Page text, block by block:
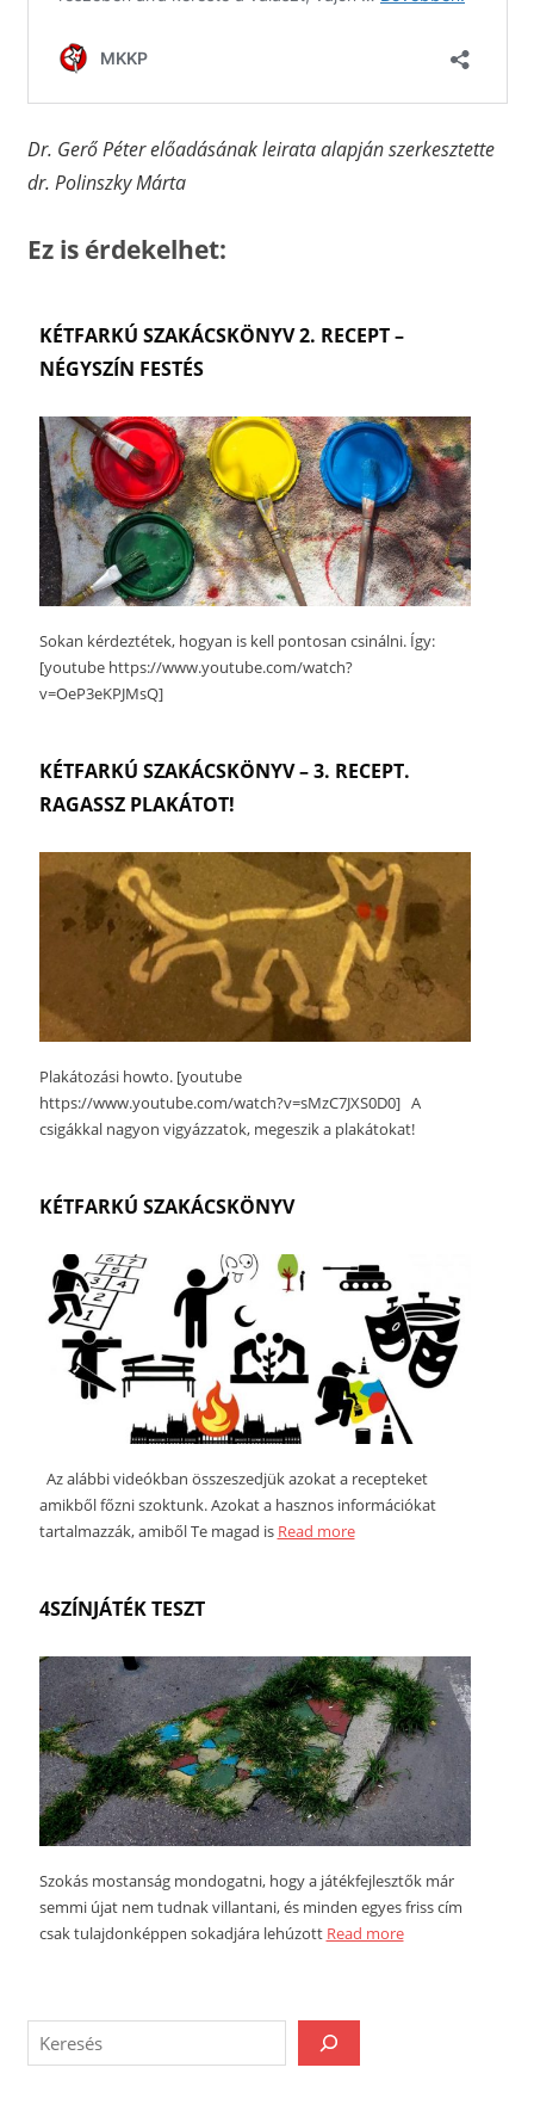
Dr. Gerő Péter előadásának leirata alapján szerkesztette
dr. Polinszky Márta
Ez is érdekelhet:
KÉTFARKÚ SZAKÁCSKÖNYV 2. RECEPT –
NÉGYSZÍN FESTÉS
Sokan kérdeztétek, hogyan is kell pontosan csinálni. Így:
[youtube https://www.youtube.com/watch?
v=OeP3eKPJMsQ]
KÉTFARKÚ SZAKÁCSKÖNYV – 3. RECEPT.
RAGASSZ PLAKÁTOT!
Plakátozási howto. [youtube
https://www.youtube.com/watch?v=sMzC7JXS0D0] A
csigákkal nagyon vigyázzatok, megeszik a plakátokat!
KÉTFARKÚ SZAKÁCSKÖNYV
Az alábbi videókban összeszedjük azokat a recepteket
amikből főzni szoktunk. Azokat a hasznos információkat
tartalmazzák, amiből Te magad is Read more
4SZÍNJÁTÉK TESZT
Szokás mostanság mondogatni, hogy a játékfejlesztők már
semmi újat nem tudnak villantani, és minden egyes friss cím
csak tulajdonképpen sokadjára lehúzott Read more